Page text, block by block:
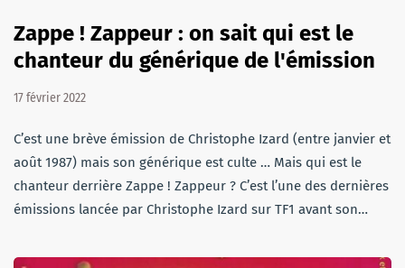
Zappe ! Zappeur : on sait qui est le
chanteur du générique de l'émission
17 février 2022
C’est une brève émission de Christophe Izard (entre janvier et
août 1987) mais son générique est culte … Mais qui est le
chanteur derrière Zappe ! Zappeur ? C’est l’une des dernières
émissions lancée par Christophe Izard sur TF1 avant son…